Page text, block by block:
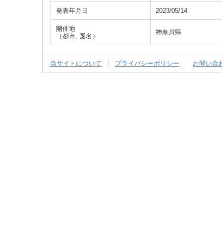
発表年月日 2023/05/14
開催地
（都市, 国名）
神奈川県
当サイトについて プライバシーポリシー お問い合